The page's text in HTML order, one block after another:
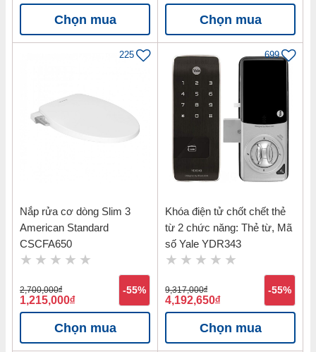
Chọn mua Chọn mua
225
Nắp rửa cơ dòng Slim 3
American Standard
CSCFA650
2,700,000đ
1,215,000đ
-55%
Chọn mua
699
Khóa điện tử chốt chết thẻ
từ 2 chức năng: Thẻ từ, Mã
số Yale YDR343
9,317,000đ
4,192,650đ
-55%
Chọn mua